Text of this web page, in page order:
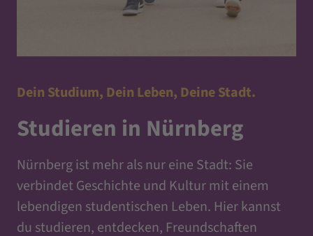
Dein Studium, Dein Leben, Deine Stadt.
Studieren in Nürnberg
Nürnberg ist mehr als nur eine Stadt: Sie
verbindet Geschichte und Kultur mit einem
lebendigen studentischen Leben. Hier kannst
du studieren, entdecken, Freundschaften